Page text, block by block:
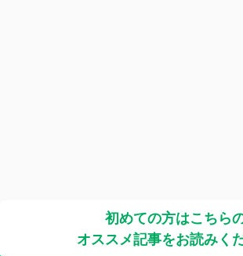
初めての方はこちら
オススメ記事をお読みく